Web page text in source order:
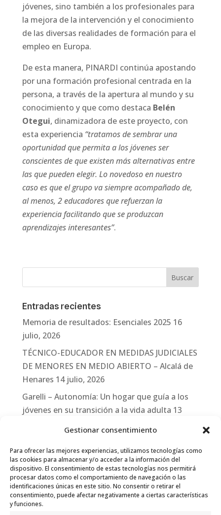
Gestionar consentimiento
Para ofrecer las mejores experiencias, utilizamos tecnologías como
las cookies para almacenar y/o acceder a la información del
dispositivo. El consentimiento de estas tecnologías nos permitirá
procesar datos como el comportamiento de navegación o las
identificaciones únicas en este sitio. No consentir o retirar el
consentimiento, puede afectar negativamente a ciertas características
y funciones.
jóvenes, sino también a los profesionales para
la mejora de la intervención y el conocimiento
de las diversas realidades de formación para el
empleo en Europa.
De esta manera, PINARDI continúa apostando
por una formación profesional centrada en la
persona, a través de la apertura al mundo y su
conocimiento y que como destaca Belén
Otegui, dinamizadora de este proyecto, con
esta experiencia “tratamos de sembrar una
oportunidad que permita a los jóvenes ser
conscientes de que existen más alternativas entre
las que pueden elegir. Lo novedoso en nuestro
caso es que el grupo va siempre acompañado de,
al menos, 2 educadores que refuerzan la
experiencia facilitando que se produzcan
aprendizajes interesantes”.
Entradas recientes
Memoria de resultados: Esenciales 2025 16
julio, 2026
TÉCNICO-EDUCADOR EN MEDIDAS JUDICIALES
DE MENORES EN MEDIO ABIERTO – Alcalá de
Henares 14 julio, 2026
Garelli – Autonomía: Un hogar que guía a los
jóvenes en su transición a la vida adulta 13
Garelli-Refugio: Acciones de empleo en el
marco del Sistema de Acogida de Protección
Internacional 10 julio, 2026